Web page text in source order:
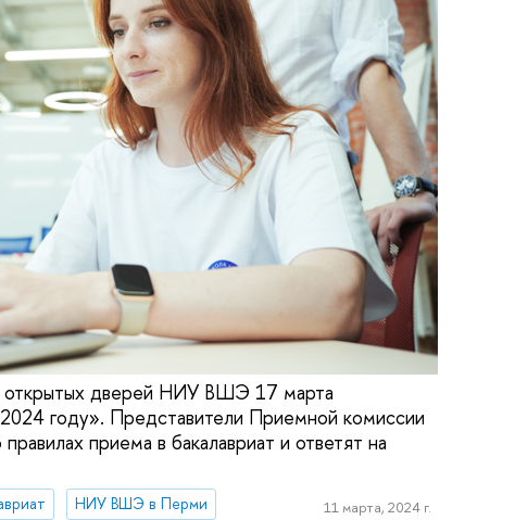
открытых дверей НИУ ВШЭ 17 марта
году». Представители Приемной комиссии
приема в бакалавриат и ответят на
НИУ ВШЭ в Перми 11 марта, 2024 г.